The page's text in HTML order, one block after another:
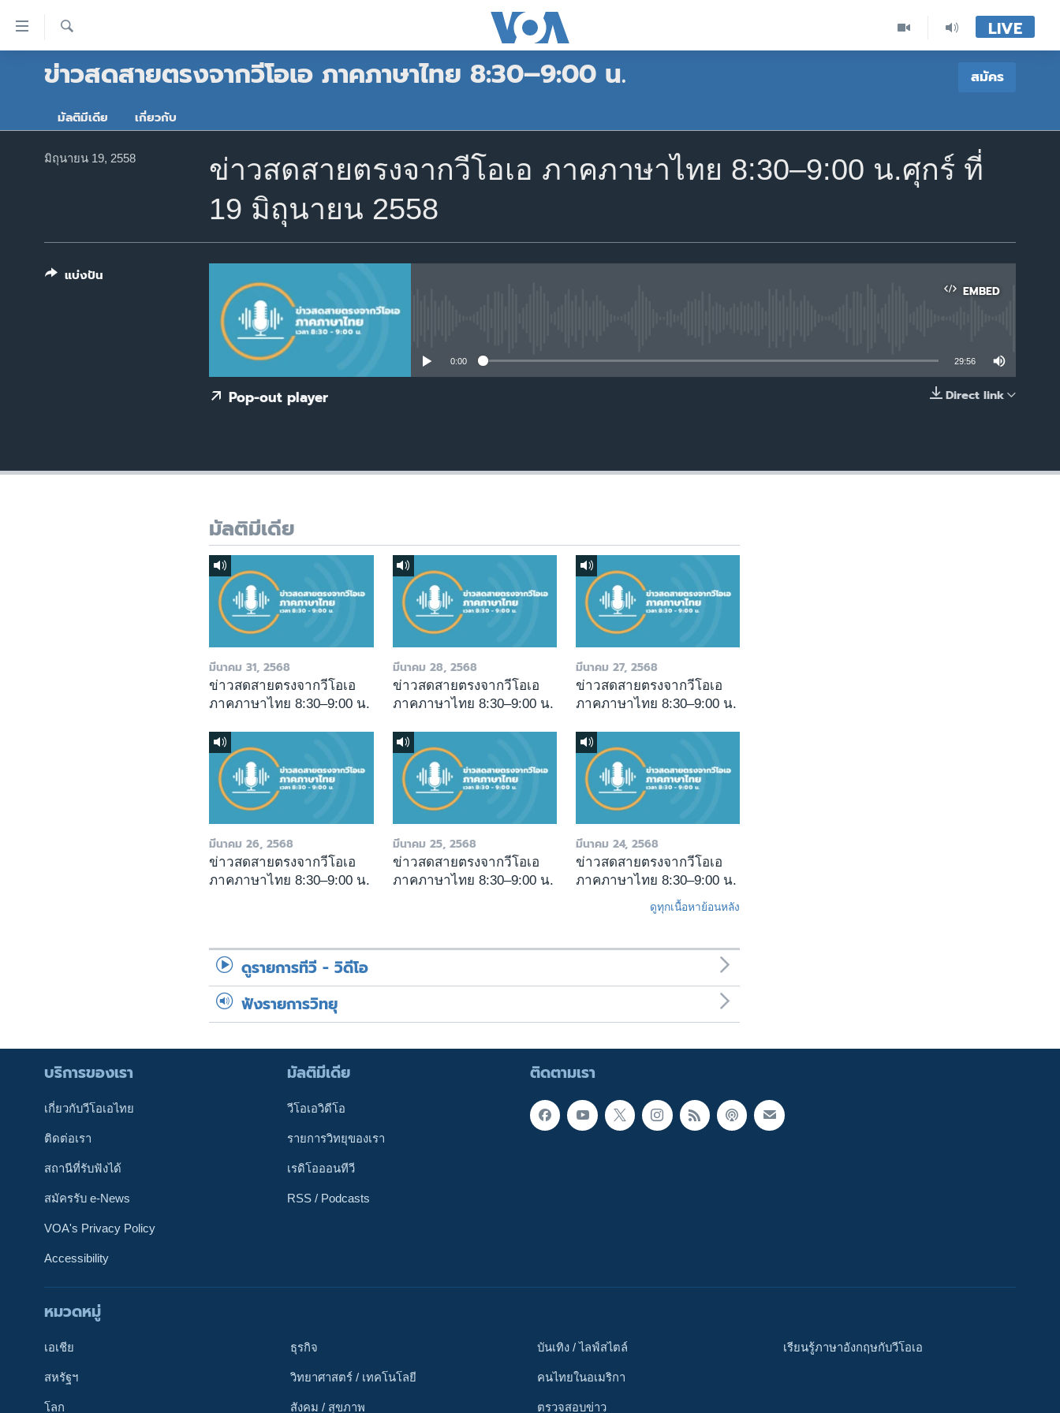
เนื้อหา
หน้าหลัก
เอเชีย
สหรัฐฯ
วิทยาศาสตร์
สังคมและสุขภาพ
ติดตามเรา
LIVE
ข่าวสดสายตรงจากวีโอเอ ภาคภาษาไทย 8:30–9:00 น. สมัคร
มัลติมีเดีย เกี่ยวกับ
ข่าวสดสายตรงจากวีโอเอ ภาคภาษาไทย 8:30–9:00 น.ศุกร์ ที่
19 มิถุนายน 2558
มิถุนายน 19, 2558
EMBED
EMBED
0:00 29:56
Direct link
Pop-out player
แบ่งปัน
มัลติมีเดีย
มีนาคม 31, 2568
ข่าวสดสายตรงจากวีโอเอ
ภาคภาษาไทย 8:30–9:00 น.
มีนาคม 28, 2568
ข่าวสดสายตรงจากวีโอเอ
ภาคภาษาไทย 8:30–9:00 น.
มีนาคม 27, 2568
ข่าวสดสายตรงจากวีโอเอ
ภาคภาษาไทย 8:30–9:00 น.
มีนาคม 26, 2568
ข่าวสดสายตรงจากวีโอเอ
ภาคภาษาไทย 8:30–9:00 น.
มีนาคม 25, 2568
ข่าวสดสายตรงจากวีโอเอ
ภาคภาษาไทย 8:30–9:00 น.
มีนาคม 24, 2568
ข่าวสดสายตรงจากวีโอเอ
ภาคภาษาไทย 8:30–9:00 น.
ดูทุกเนื้อหาย้อนหลัง
ดูรายการทีวี - วิดีโอ
ฟังรายการวิทยุ
ติดตามเรา
บริการของเรา
เกี่ยวกับวีโอเอไทย
ติดต่อเรา
สถานีที่รับฟังได้
สมัครรับ e-News
VOA's Privacy Policy
Accessibility
มัลติมีเดีย
วีโอเอวิดีโอ
รายการวิทยุของเรา
เรดิโอออนทีวี
RSS / Podcasts
หมวดหมู่
เอเชีย
สหรัฐฯ
โลก
ธุรกิจ
วิทยาศาสตร์ / เทคโนโลยี
สังคม / สุขภาพ
บันเทิง / ไลฟ์สไตล์
คนไทยในอเมริกา
ตรวจสอบข่าว
เรียนรู้ภาษาอังกฤษกับวีโอเอ